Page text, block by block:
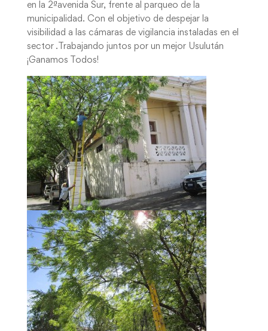
en la 2ªavenida Sur, frente al parqueo de la
municipalidad. Con el objetivo de despejar la
visibilidad a las cámaras de vigilancia instaladas en el
sector .Trabajando juntos por un mejor Usulután
¡Ganamos Todos!